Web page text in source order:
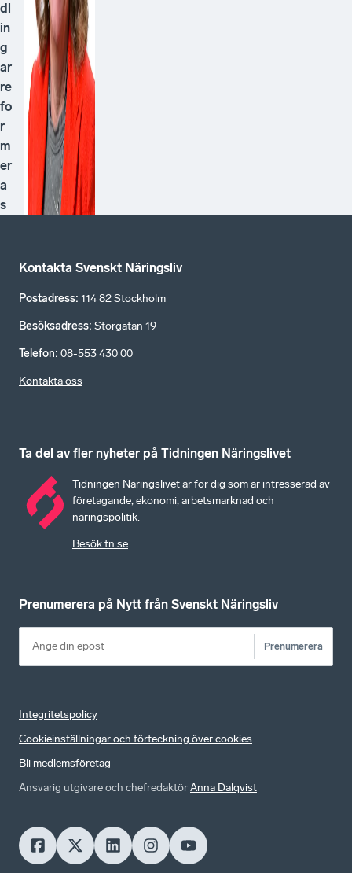
dl
in
g
ar
re
fo
r
m
er
a
s
Kontakta Svenskt Näringsliv
Postadress: 114 82 Stockholm
Besöksadress: Storgatan 19
Telefon: 08-553 430 00
Kontakta oss
Ta del av fler nyheter på Tidningen Näringslivet
Tidningen Näringslivet är för dig som är intresserad av
företagande, ekonomi, arbetsmarknad och
näringspolitik.
Besök tn.se
Prenumerera på Nytt från Svenskt Näringsliv
Prenumerera
Integritetspolicy
Cookieinställningar och förteckning över cookies
Bli medlemsföretag
Ansvarig utgivare och chefredaktörAnna Dalqvist